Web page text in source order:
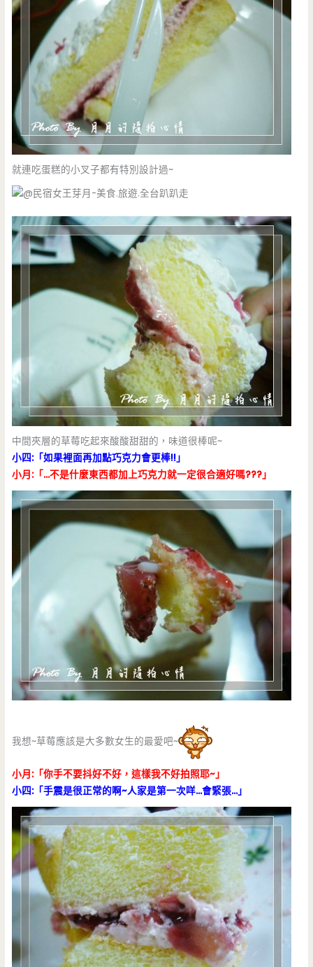
就連吃蛋糕的小叉子都有特別設計過~
中間夾層的草莓吃起來酸酸甜甜的，味道很棒呢~
小四:「如果裡面再加點巧克力會更棒!!」
小月:「…不是什麼東西都加上巧克力就一定很合適好嗎???」
我想~草莓應該是大多數女生的最愛吧~
小月:「你手不要抖好不好，這樣我不好拍照耶~」
小四:「手震是很正常的啊~人家是第一次咩…會緊張…」